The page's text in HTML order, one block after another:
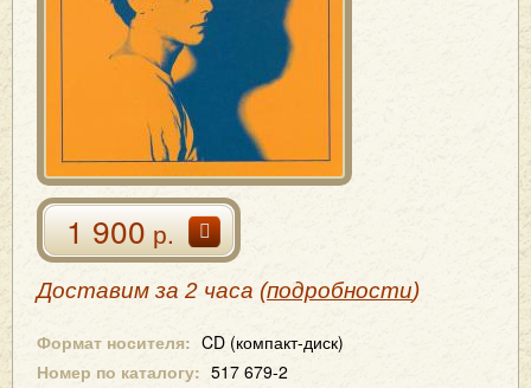
1 900р.
Доставим за 2 часа (подробности)
Формат носителя: CD (компакт-диск)
Номер по каталогу: 517 679-2